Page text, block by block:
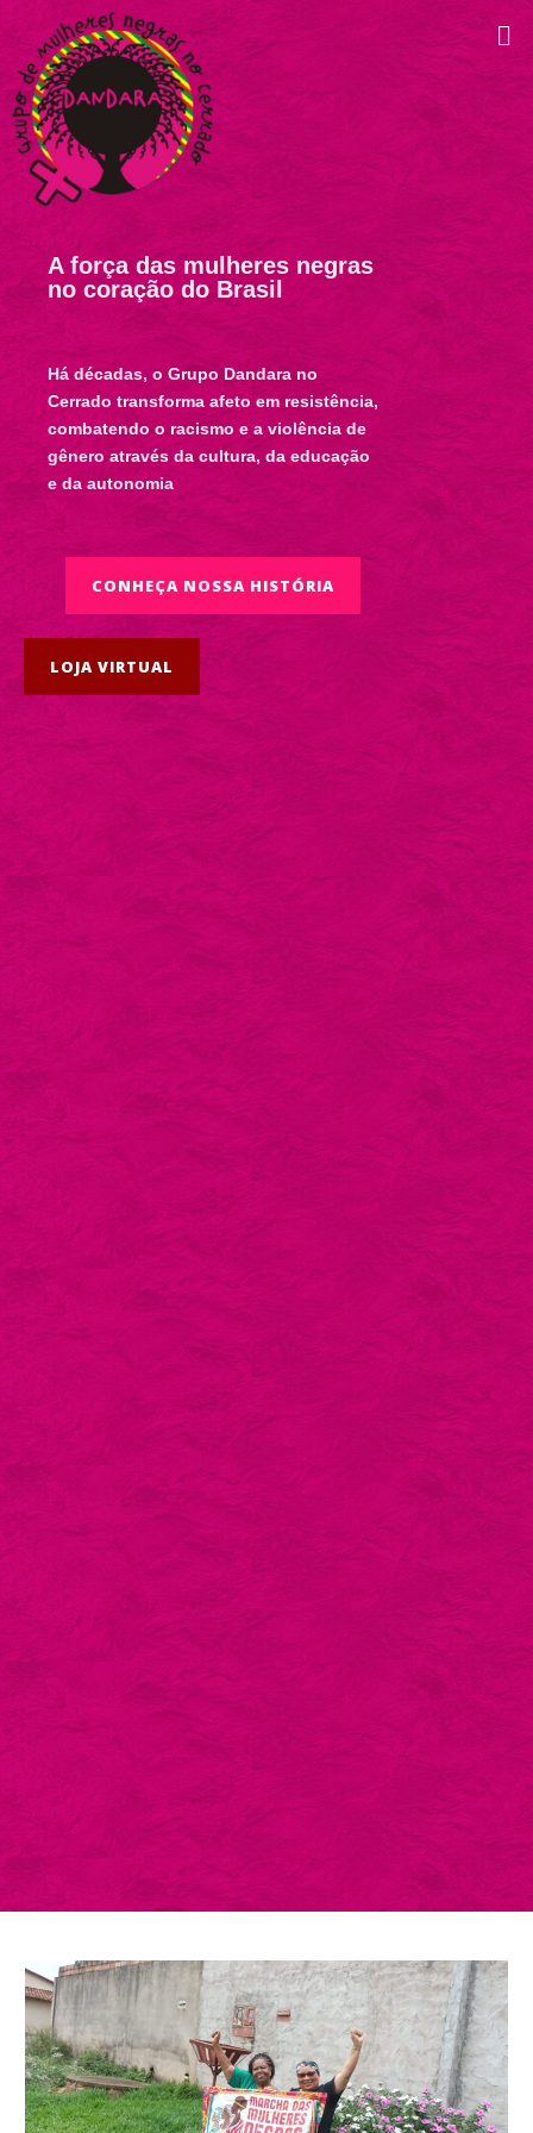
A força das mulheres negras
no coração do Brasil
Há décadas, o Grupo Dandara no
Cerrado transforma afeto em resistência,
combatendo o racismo e a violência de
gênero através da cultura, da educação
e da autonomia
CONHEÇA NOSSA HISTÓRIA
LOJA VIRTUAL